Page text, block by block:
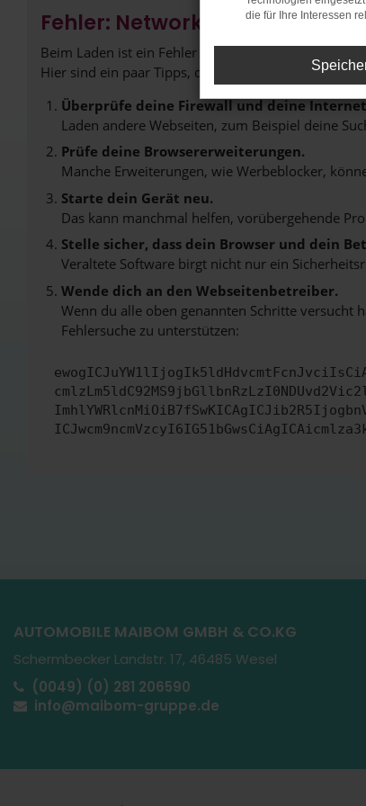
Fehler: Network Error
Beim Laden ist ein Fehler aufgetreten.
Hier sind ein paar Tipps, die dir helfen können:
Überprüfe deine Firewall und deine
Laden andere Webseiten, zum Beispiel deine
Prüfe deine Browsererweiterungen.
Manche Erweiterungen, wie Werbeblocker,
Starte dein Gerät neu.
Das kann manchmal helfen, vorübergehende
Stelle sicher, dass dein Browser und dein
Veraltete Software birgt nicht nur ein
Wende dich an den Webseitenbetreiber.
Wenn du alle oben genannten Schritte versucht
Fehlersuche zu unterstützen:
AUTOMOBILE MAIBOM GMBH & CO.KG
Schermbecker Landstr. 17, 46485 Wesel
(0049) (0) 281 206590
info@maibom-gruppe.de
die für Ihre Interessen